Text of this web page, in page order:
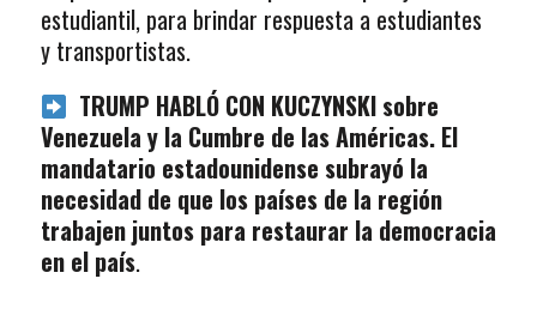
estudiantil, para brindar respuesta a estudiantes
y transportistas.
TRUMP HABLÓ CON KUCZYNSKI sobre
Venezuela y la Cumbre de las Américas. El
mandatario estadounidense subrayó la
necesidad de que los países de la región
trabajen juntos para restaurar la democracia
en el país.